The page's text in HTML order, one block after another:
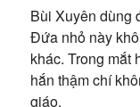
Bùi Xuyên dùng
Đứa nhỏ này
khác. Trong mắt
hắn thậm chí
giáo.